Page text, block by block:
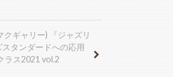
ギャリー) 『ジャズリ
タンダードへの応用
ラス2021 vol.2